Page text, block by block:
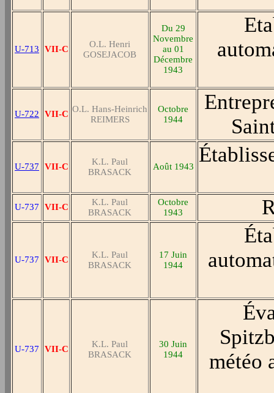
U-713 VII-C
O.L. Henri
GOSEJACOB
Du 29
Novembre
au 01
Décembre
1943
U-722 VII-C O.L. Hans-Heinrich
REIMERS
Octobre
1944
U-737 VII-C
K.L. Paul
BRASACK
Août 1943
U-737 VII-C
K.L. Paul
BRASACK
Octobre
1943
U-737 VII-C
K.L. Paul
BRASACK
17 Juin
1944
U-737 VII-C
K.L. Paul
BRASACK
30 Juin
1944
météo